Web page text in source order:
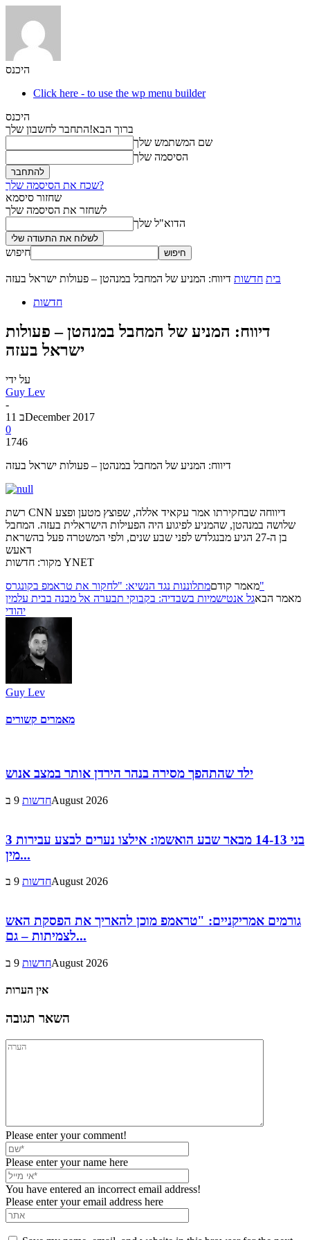
היכנס
Click here - to use the wp menu builder
היכנס
ברוך הבא!התחבר לחשבון שלך
שם המשתמש שלך
הסיסמה שלך
שכח את הסיסמה שלך?
שחזור סיסמא
לשחזר את הסיסמה שלך
הדוא"ל שלך
חיפוש
בית חדשות דיווח: המניע של המחבל במנהטן – פעולות ישראל בעזה
חדשות
דיווח: המניע של המחבל במנהטן – פעולות
ישראל בעזה
על ידי
Guy Lev
-
11 בDecember 2017
0
1746
דיווח: המניע של המחבל במנהטן – פעולות ישראל בעזה
רשת CNN דיווחה שבחקירתו אמר עקאיד אללה, שפוצץ מטען ופצע
שלושה במנהטן, שהמניע לפיגוע היה הפעילות הישראלית בעזה. המחבל
בן ה-27 הגיע מבנגלדש לפני שבע שנים, ולפי המשטרה פעל בהשראת
דאעש
מקור: חדשות YNET
מאמר קודםמתלוננות נגד הנשיא: "לחקור את טראמפ בקונגרס"
מאמר הבאגל אנטישמיות בשבדיה: בקבוקי תבערה אל מבנה בבית עלמין
יהודי
Guy Lev
מאמרים קשורים
ילד שהתהפך מסירה בנהר הירדן אותר במצב אנוש
חדשות9 בAugust 2026
3 בני 14-13 מבאר שבע הואשמו: אילצו נערים לבצע עבירות
מין...
חדשות9 בAugust 2026
גורמים אמריקניים: "טראמפ מוכן להאריך את הפסקת האש
לצמיתות – גם...
חדשות9 בAugust 2026
אין הערות
השאר תגובה
Please enter your comment!
Please enter your name here
You have entered an incorrect email address!
Please enter your email address here